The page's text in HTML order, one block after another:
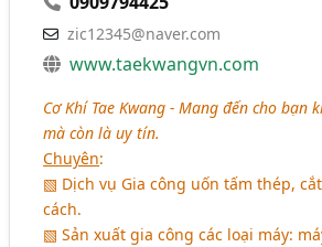
zic12345@naver.com
www.taekwangvn.com
Cơ Khí Tae Kwang - Mang đến cho bạn
mà còn là uy tín.
Chuyên:
▧ Dịch vụ Gia công uốn tấm thép,
cách.
▧ Sản xuất gia công các loại máy: